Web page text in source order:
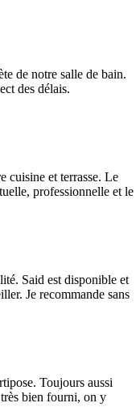
de notre salle de bain.
des délais.
cuisine et terrasse. Le
professionnelle et le
Said est disponible et
Je recommande sans
Toujours aussi
bien fourni, on y